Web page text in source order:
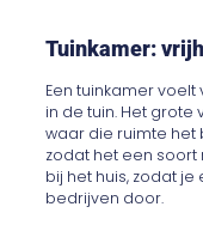
Tuinkamer:
Een tuinkamer
in de tuin. Het grote
waar die ruimte het
zodat het een soort
bij het huis, zodat
bedrijven door.